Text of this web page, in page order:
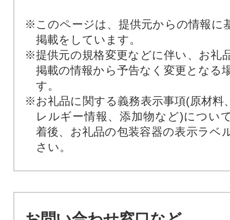
※このページは、提供元からの情報に
掲載をしています。
※提供元の規格変更などに伴い、お礼
掲載の情報から予告なく変更となる
す。
※お礼品に関する義務表示事項(原材料
レルギー情報、添加物など)につい
着後、お礼品の包装容器の表示ラベ
さい。